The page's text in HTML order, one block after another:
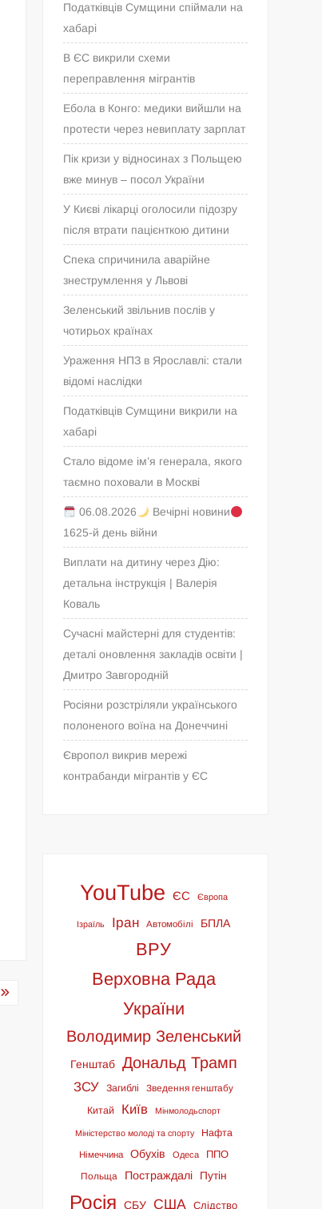
Податківців Сумщини спіймали на
хабарі
В ЄС викрили схеми
переправлення мігрантів
Ебола в Конго: медики вийшли на
протести через невиплату зарплат
Пік кризи у відносинах з Польщею
вже минув – посол України
У Києві лікарці оголосили підозру
після втрати пацієнткою дитини
Спека спричинила аварійне
знеструмлення у Львові
Зеленський звільнив послів у
чотирьох країнах
Ураження НПЗ в Ярославлі: стали
відомі наслідки
Податківців Сумщини викрили на
хабарі
Стало відоме ім’я генерала, якого
таємно поховали в Москві
06.08.2026
Вечірні новини
1625-й день війни
Виплати на дитину через Дію:
детальна інструкція | Валерія
Коваль
Сучасні майстерні для студентів:
деталі оновлення закладів освіти |
Дмитро Завгородній
Росіяни розстріляли українського
полоненого воїна на Донеччині
Європол викрив мережі
контрабанди мігрантів у ЄС
YouTube ЄС Європа
Ізраїль Іран Автомобілі БПЛА
ВРУ
Верховна Рада
України
Володимир Зеленський
Генштаб Дональд Трамп
ЗСУ Загиблі
Зведення генштабу
Китай
Київ Мінмолодьспорт
Міністерство молоді та спорту Нафта
Німеччина Обухів Одеса ППО
Польща Постраждалі Путін
Росія СБУ США Слідство